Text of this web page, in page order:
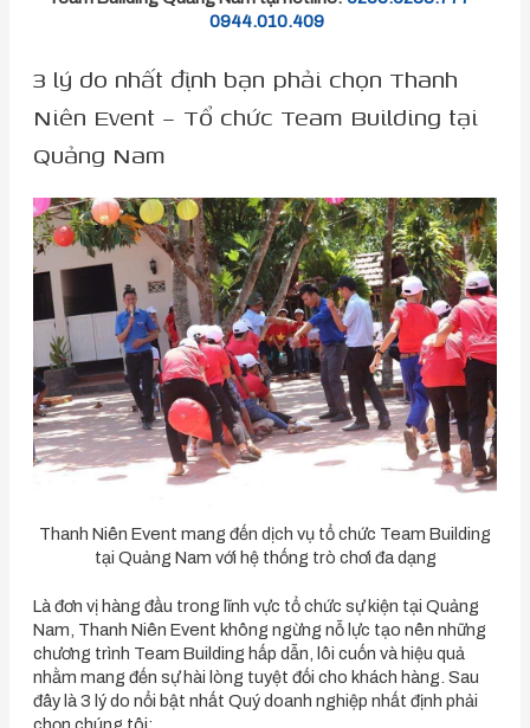
0944.010.409
3 lý do nhất định bạn phải chọn Thanh
Niên Event – Tổ chức Team Building tại
Quảng Nam
Thanh Niên Event mang đến dịch vụ tổ chức Team Building
tại Quảng Nam với hệ thống trò chơi đa dạng
Là đơn vị hàng đầu trong lĩnh vực tổ chức sự kiện tại Quảng
Nam, Thanh Niên Event không ngừng nỗ lực tạo nên những
chương trình Team Building hấp dẫn, lôi cuốn và hiệu quả
nhằm mang đến sự hài lòng tuyệt đối cho khách hàng. Sau
đây là 3 lý do nổi bật nhất Quý doanh nghiệp nhất định phải